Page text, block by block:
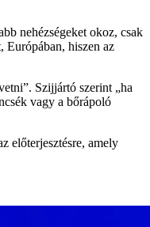
nehézségeket okoz, csak
Európában, hiszen az
Szijjártó szerint „ha
vagy a bőrápoló
előterjesztésre, amely